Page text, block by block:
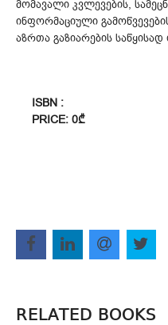
მომავალი კვლევების,
ინფორმაციული
აზრთა გაზიარების საწყისად
ISBN :
PRICE: 0₾
RELATED BOOKS